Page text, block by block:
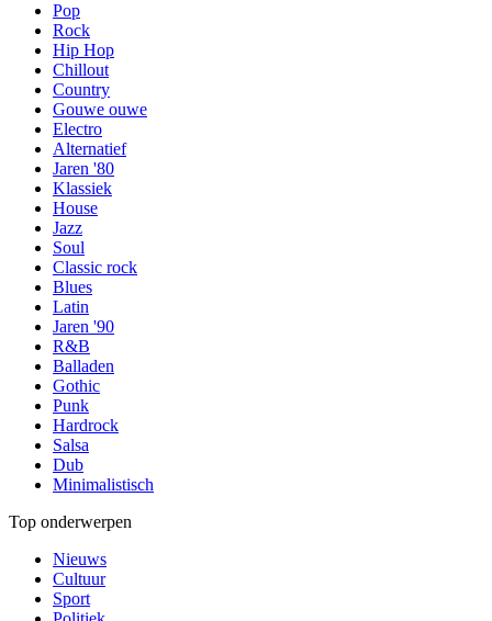
Pop
Rock
Hip Hop
Chillout
Country
Gouwe ouwe
Electro
Alternatief
Jaren '80
Klassiek
House
Jazz
Soul
Classic rock
Blues
Latin
Jaren '90
R&B
Balladen
Gothic
Punk
Hardrock
Salsa
Dub
Minimalistisch
Top onderwerpen
Nieuws
Cultuur
Sport